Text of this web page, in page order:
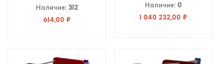
Наличие: 312
614,00 ₽
Наличие: 0
1 040 232,00 ₽